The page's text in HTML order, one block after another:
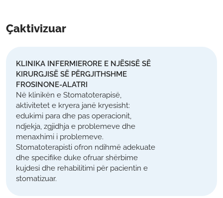
Çaktivizuar
KLINIKA INFERMIERORE E NJËSISË SË
KIRURGJISË SË PËRGJITHSHME
FROSINONE-ALATRI
Në klinikën e Stomatoterapisë,
aktivitetet e kryera janë kryesisht:
edukimi para dhe pas operacionit,
ndjekja, zgjidhja e problemeve dhe
menaxhimi i problemeve.
Stomatoterapisti ofron ndihmë adekuate
dhe specifike duke ofruar shërbime
kujdesi dhe rehabilitimi për pacientin e
stomatizuar.